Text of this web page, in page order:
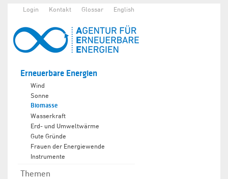
Login Kontakt Glossar English
Erneuerbare Energien
Wind
Sonne
Biomasse
Wasserkraft
Erd- und Umweltwärme
Gute Gründe
Frauen der Energiewende
Instrumente
Themen